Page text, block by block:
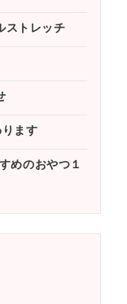
ストレッチ
ます
めのおやつ１